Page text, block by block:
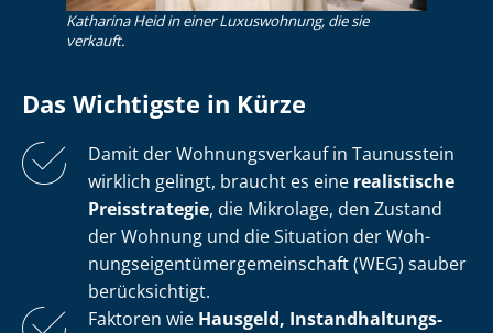
Katharina Heid in einer Luxuswohnung, die sie
verkauft.
Das Wichtigste in Kürze
Damit der Wohnungsverkauf in Taunusstein
wirklich gelingt, braucht es eine realistische
Preisstrategie, die Mikrolage, den Zustand
der Wohnung und die Situation der Woh­
nungs­ei­gen­tü­mer­ge­mein­schaft (WEG) sauber
berücksichtigt.
Faktoren wie Hausgeld, In­stand­hal­tungs­